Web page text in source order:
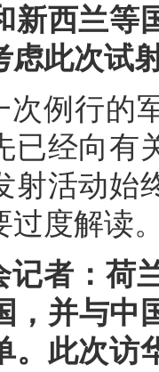
新西兰等
虑此次试
次例行的
已经向有
射活动始
过度解读
记者：荷
，并与中
。此次访